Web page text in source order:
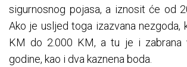
sigurnosnog pojasa, a iznosit će od
Ako je usljed toga izazvana nezgoda,
KM do 2.000 KM, a tu je i zabrana
godine, kao i dva kaznena boda.